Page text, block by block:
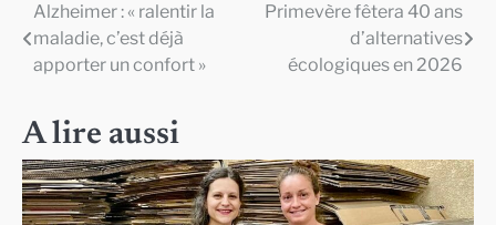
Navigation
de
Alzheimer : « ralentir la
maladie, c’est déjà
apporter un confort »
Primevère fêtera 40 ans
d’alternatives
écologiques en 2026
A lire aussi